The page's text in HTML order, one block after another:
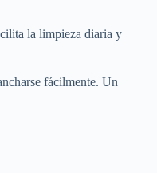
la limpieza diaria y
fácilmente. Un